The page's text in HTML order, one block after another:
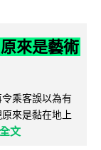
來是藝術
乘客誤以為有
來是黏在地上
文